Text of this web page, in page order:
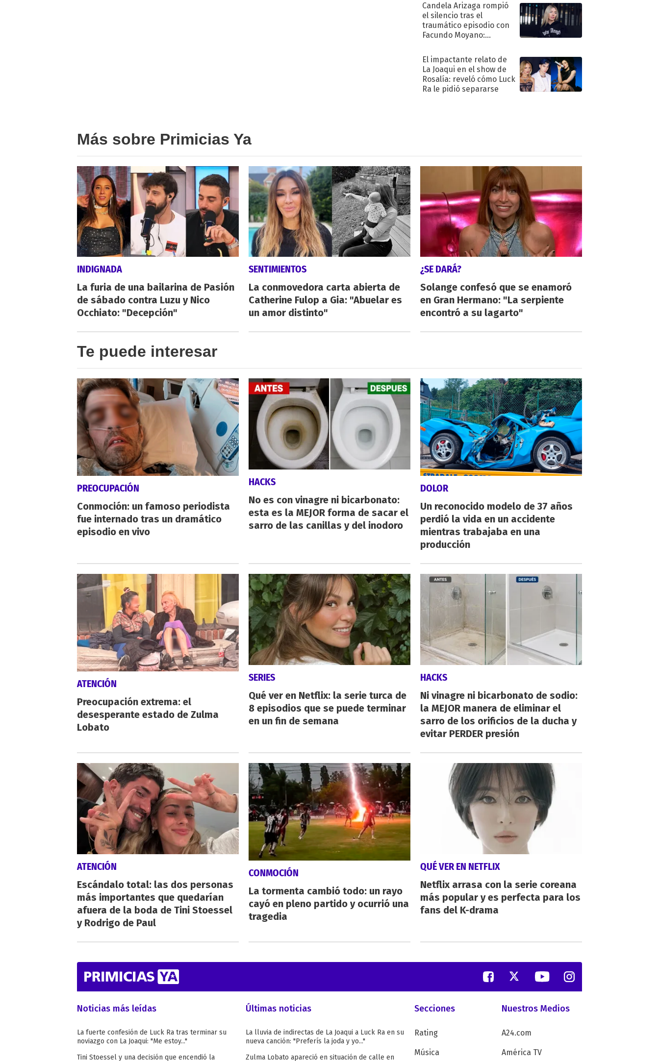
Candela Arizaga rompió
el silencio tras el
traumático episodio con
Facundo Moyano:
El impactante relato de
La Joaqui en el show de
Rosalía: reveló cómo Luck
Ra le pidió separarse
Más sobre Primicias Ya
INDIGNADA
La furia de una bailarina de Pasión
de sábado contra Luzu y Nico
Occhiato: "Decepción"
SENTIMIENTOS
La conmovedora carta abierta de
Catherine Fulop a Gia: "Abuelar es
un amor distinto"
¿SE DARÁ?
Solange confesó que se enamoró
en Gran Hermano: "La serpiente
encontró a su lagarto"
Te puede interesar
PREOCUPACIÓN
Conmoción: un famoso periodista
fue internado tras un dramático
episodio en vivo
HACKS
No es con vinagre ni bicarbonato:
esta es la MEJOR forma de sacar el
sarro de las canillas y del inodoro
DOLOR
Un reconocido modelo de 37 años
perdió la vida en un accidente
mientras trabajaba en una
producción
ATENCIÓN
Preocupación extrema: el
desesperante estado de Zulma
Lobato
SERIES
Qué ver en Netflix: la serie turca de
8 episodios que se puede terminar
en un fin de semana
HACKS
Ni vinagre ni bicarbonato de sodio:
la MEJOR manera de eliminar el
sarro de los orificios de la ducha y
evitar PERDER presión
ATENCIÓN
Escándalo total: las dos personas
más importantes que quedarían
afuera de la boda de Tini Stoessel
y Rodrigo de Paul
CONMOCIÓN
La tormenta cambió todo: un rayo
cayó en pleno partido y ocurrió una
tragedia
QUÉ VER EN NETFLIX
Netflix arrasa con la serie coreana
más popular y es perfecta para los
fans del K-drama
Noticias más leídas
La fuerte confesión de Luck Ra tras terminar su
noviazgo con La Joaqui: "Me estoy..."
Tini Stoessel y una decisión que encendió la
Últimas noticias
La lluvia de indirectas de La Joaqui a Luck Ra en su
nueva canción: "Preferís la joda y yo..."
Zulma Lobato apareció en situación de calle en
Secciones
Rating
Música
Nuestros Medios
A24.com
América TV